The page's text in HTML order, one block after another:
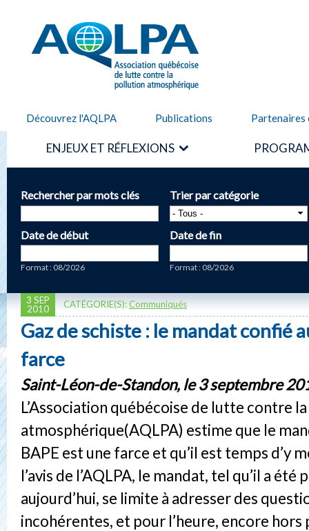
AQLPA
Découvrez l'AQLPA Publications Partenaires
ENJEUX ET RÉFLEXIONS
Rechercher par mots clés Trier par catégorie
Date de début
Format : 08/2026
Date de fin
Format : 08/2026
3 SEP
2010
CATÉGORIE(S):Communiqués
Gaz de schiste : le mandat confié
farce
Saint-Léon-de-Standon, le 3 septembre
L’Association québécoise de lutte contre
atmosphérique(AQLPA) estime que le
BAPE est une farce et qu’il est temps d’y
l’avis de l’AQLPA, le mandat, tel qu’il a été
aujourd’hui, se limite à adresser des
incohérentes, et pour l’heure, encore